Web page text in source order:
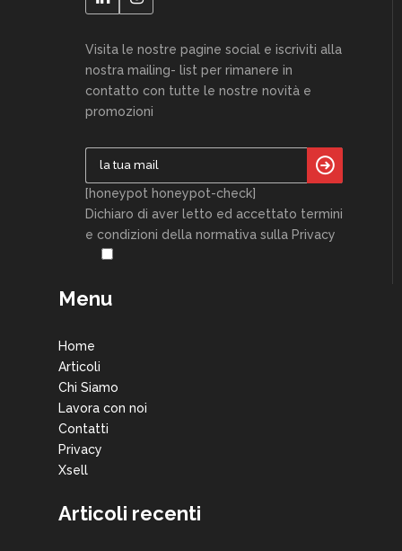
Visita le nostre pagine social e iscriviti alla
nostra mailing- list per rimanere in
contatto con tutte le nostre novità e
promozioni
[honeypot honeypot-check]
Dichiaro di aver letto ed accettato termini
e condizioni della normativa sulla Privacy
Menu
Home
Articoli
Chi Siamo
Lavora con noi
Contatti
Privacy
Xsell
Articoli recenti